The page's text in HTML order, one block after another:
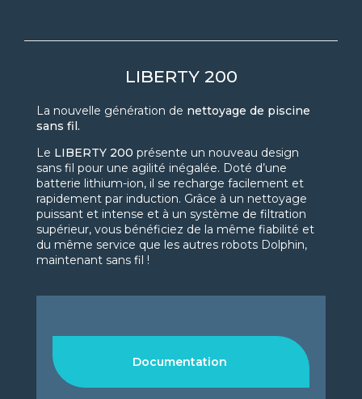
LIBERTY 200
La nouvelle génération de nettoyage de piscine
sans fil.
Le LIBERTY 200 présente un nouveau design
sans fil pour une agilité inégalée. Doté d’une
batterie lithium-ion, il se recharge facilement et
rapidement par induction. Grâce à un nettoyage
puissant et intense et à un système de filtration
supérieur, vous bénéficiez de la même fiabilité et
du même service que les autres robots Dolphin,
maintenant sans fil !
Documentation